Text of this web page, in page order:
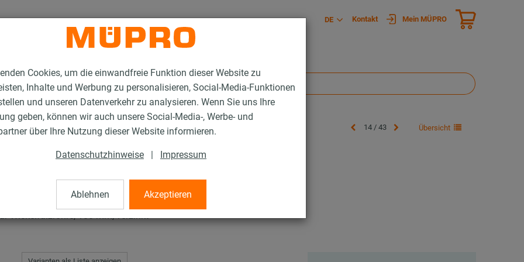
Cookies, um die einwandfreie Funktion dieser Website zu
Inhalte und Werbung zu personalisieren, Social-Media-Funktionen
und unseren Datenverkehr zu analysieren. Wenn Sie uns Ihre
geben, können wir auch unsere Social-Media-, Werbe- und
über Ihre Nutzung dieser Website informieren.
Datenschutzhinweise | Impressum
Ablehnen Akzeptieren
DE Kontakt Mein MÜPRO
14 / 43 Übersicht
Wickelfalzrohre, 180 mm, verzinkt